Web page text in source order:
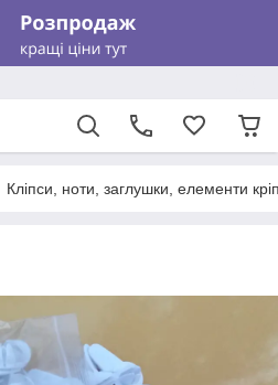
Кліпси, ноти, заглушки, елементи